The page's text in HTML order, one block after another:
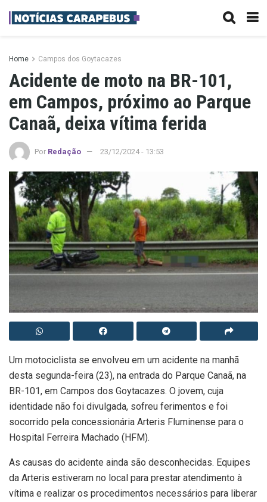
Home Campos dos Goytacazes
Acidente de moto na BR-101,
em Campos, próximo ao Parque
Canaã, deixa vítima ferida
Por Redação 23/12/2024 - 13:53
Um motociclista se envolveu em um acidente na manhã
desta segunda-feira (23), na entrada do Parque Canaã, na
BR-101, em Campos dos Goytacazes. O jovem, cuja
identidade não foi divulgada, sofreu ferimentos e foi
socorrido pela concessionária Arteris Fluminense para o
Hospital Ferreira Machado (HFM).
As causas do acidente ainda são desconhecidas. Equipes
da Arteris estiveram no local para prestar atendimento à
vítima e realizar os procedimentos necessários para liberar